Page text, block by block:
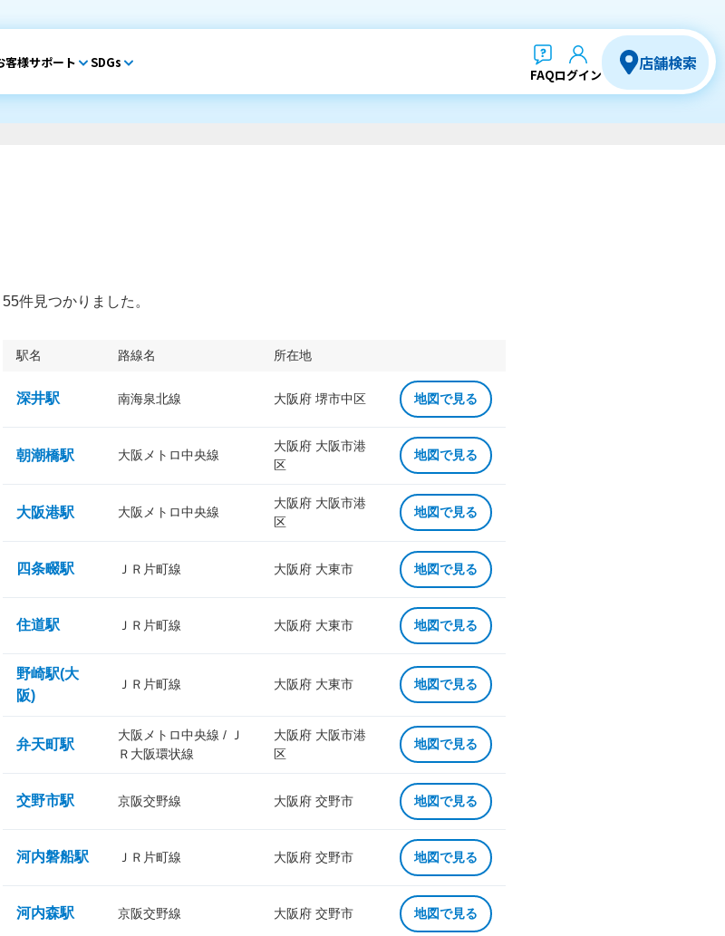
客様サポート SDGs
FAQログイン
店舗検索
55件見つかりました。
駅名 路線名 所在地
深井駅 南海泉北線 大阪府 堺市中区 地図で見る
朝潮橋駅 大阪メトロ中央線
大阪府 大阪市港
区
地図で見る
大阪港駅 大阪メトロ中央線
大阪府 大阪市港
区
地図で見る
四条畷駅 ＪＲ片町線 大阪府 大東市 地図で見る
住道駅 ＪＲ片町線 大阪府 大東市 地図で見る
野崎駅(大
阪)
ＪＲ片町線 大阪府 大東市 地図で見る
弁天町駅
大阪メトロ中央線 / Ｊ
Ｒ大阪環状線
大阪府 大阪市港
区
地図で見る
交野市駅 京阪交野線 大阪府 交野市 地図で見る
河内磐船駅 ＪＲ片町線 大阪府 交野市 地図で見る
河内森駅 京阪交野線 大阪府 交野市 地図で見る